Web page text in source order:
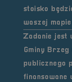
stoisko
waszej
Zadanie jest
Gminy Brzeg
publicznego
finansowane